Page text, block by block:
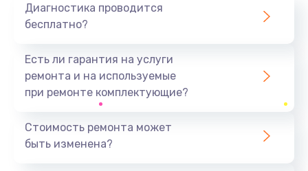
от 1490 руб.
от 990 руб.
Диагностика проводится
бесплатно?
Есть ли гарантия на услуги
ремонта и на используемые
при ремонте комплектующие?
Стоимость ремонта может
быть изменена?